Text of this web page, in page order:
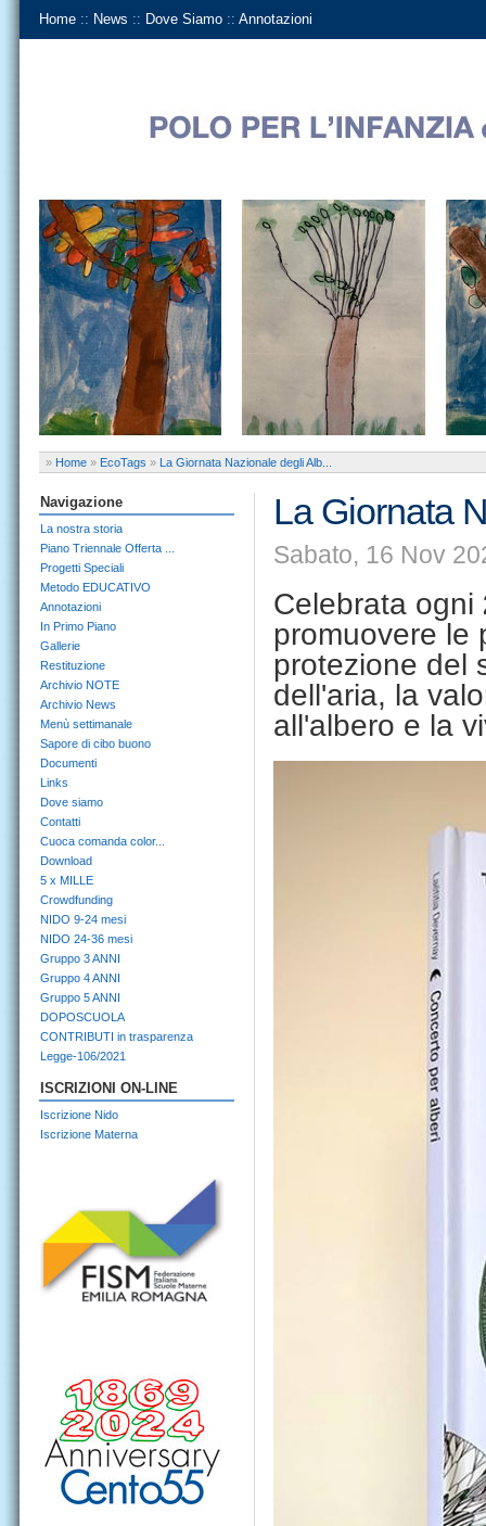
Home :: News :: Dove Siamo :: Annotazioni
» Home » EcoTags » La Giornata Nazionale degli Alb...
La Giornata
Sabato, 16 Nov
Celebrata ogni
promuovere le
protezione del
dell'aria, la
all'albero e la
Navigazione
La nostra storia
Piano Triennale Offerta ...
Progetti Speciali
Metodo EDUCATIVO
Annotazioni
In Primo Piano
Gallerie
Restituzione
Archivio NOTE
Archivio News
Menù settimanale
Sapore di cibo buono
Documenti
Links
Dove siamo
Contatti
Cuoca comanda color...
Download
5 x MILLE
Crowdfunding
NIDO 9-24 mesi
NIDO 24-36 mesi
Gruppo 3 ANNI
Gruppo 4 ANNI
Gruppo 5 ANNI
DOPOSCUOLA
CONTRIBUTI in trasparenza
Legge-106/2021
ISCRIZIONI ON-LINE
Iscrizione Nido
Iscrizione Materna